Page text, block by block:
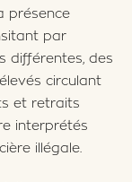
présence
par
différentes, des
circulant
et retraits
interprétés
illégale.